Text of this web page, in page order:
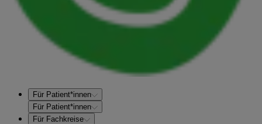
Für Patient*innen
Für Patient*innen
Für Fachkreise